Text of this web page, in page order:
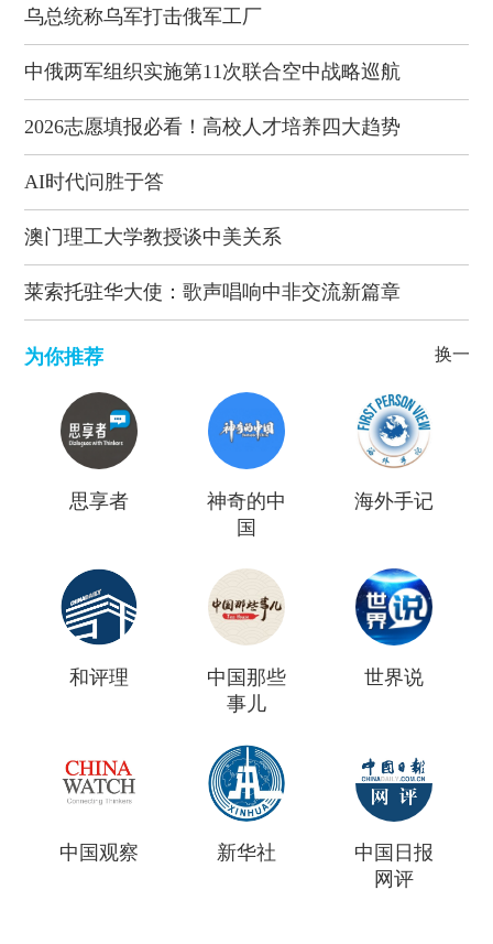
乌总统称乌军打击俄军工厂
中俄两军组织实施第11次联合空中战略巡航
2026志愿填报必看！高校人才培养四大趋势
AI时代问胜于答
澳门理工大学教授谈中美关系
莱索托驻华大使：歌声唱响中非交流新篇章
为你推荐 换一批
思享者
神奇的中
国
海外手记
和评理
中国那些
事儿
世界说
中国观察 新华社
中国日报
网评